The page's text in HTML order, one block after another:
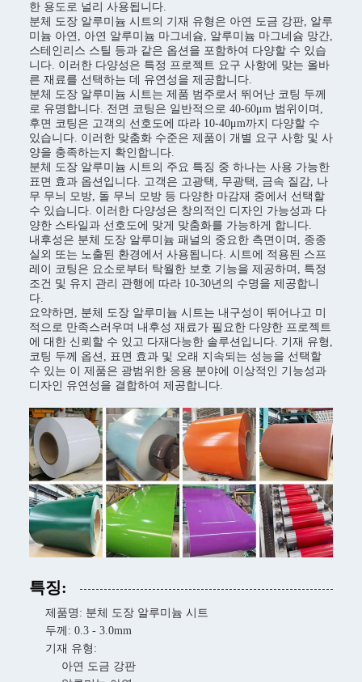
한 용도로 널리 사용됩니다.
분체 도장 알루미늄 시트의 기재 유형은 아연 도금 강판, 알루
미늄 아연, 아연 알루미늄 마그네슘, 알루미늄 마그네슘 망간,
스테인리스 스틸 등과 같은 옵션을 포함하여 다양할 수 있습
니다. 이러한 다양성은 특정 프로젝트 요구 사항에 맞는 올바
른 재료를 선택하는 데 유연성을 제공합니다.
분체 도장 알루미늄 시트는 제품 범주로서 뛰어난 코팅 두께
로 유명합니다. 전면 코팅은 일반적으로 40-60μm 범위이며,
후면 코팅은 고객의 선호도에 따라 10-40μm까지 다양할 수
있습니다. 이러한 맞춤화 수준은 제품이 개별 요구 사항 및 사
양을 충족하는지 확인합니다.
분체 도장 알루미늄 시트의 주요 특징 중 하나는 사용 가능한
표면 효과 옵션입니다. 고객은 고광택, 무광택, 금속 질감, 나
무 무늬 모방, 돌 무늬 모방 등 다양한 마감재 중에서 선택할
수 있습니다. 이러한 다양성은 창의적인 디자인 가능성과 다
양한 스타일과 선호도에 맞게 맞춤화를 가능하게 합니다.
내후성은 분체 도장 알루미늄 패널의 중요한 측면이며, 종종
실외 또는 노출된 환경에서 사용됩니다. 시트에 적용된 스프
레이 코팅은 요소로부터 탁월한 보호 기능을 제공하며, 특정
조건 및 유지 관리 관행에 따라 10-30년의 수명을 제공합니
다.
요약하면, 분체 도장 알루미늄 시트는 내구성이 뛰어나고 미
적으로 만족스러우며 내후성 재료가 필요한 다양한 프로젝트
에 대한 신뢰할 수 있고 다재다능한 솔루션입니다. 기재 유형,
코팅 두께 옵션, 표면 효과 및 오래 지속되는 성능을 선택할
수 있는 이 제품은 광범위한 응용 분야에 이상적인 기능성과
디자인 유연성을 결합하여 제공합니다.
특징:
제품명: 분체 도장 알루미늄 시트
두께: 0.3 - 3.0mm
기재 유형:
아연 도금 강판